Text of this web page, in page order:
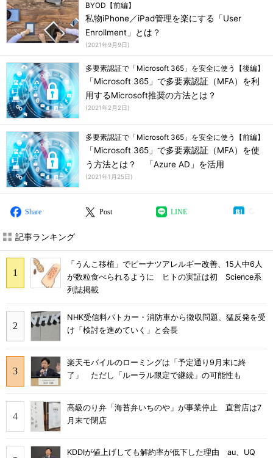
BYOD【前編】
私物iPhone／iPad管理を楽にする「User
Enrollment」とは？
(2021年9月9日)
多要素認証で「Microsoft 365」を安全に使う【後編】
「Microsoft 365」で多要素認証（MFA）を利
用するMicrosoft推奨の方法とは？
(2021年2月2日)
多要素認証で「Microsoft 365」を安全に使う【前編】
「Microsoft 365」で多要素認証（MFA）を使
う方法とは？ 「Azure AD」を活用
(2021年1月25日)
Share Post LINE
記事ランキング
「うんこ移植」でピーナツアレルギー改善、15人中6人
が数粒食べられるように ヒトの実証は初 Science系
列誌掲載
NHK受信料パトカー・消防車から徴収問題、猛反発を受
け「検討を進めていく」と会長
楽天モバイルのローミングは「予定通り9月末に終
了」 ただし「ルーラル限定で継続」の可能性も
高級のり弁「海苔弁いちのや」が事業停止 直営店は7
月末で閉店
KDDIが値上げしても解約率が低下した理由 au、UQ